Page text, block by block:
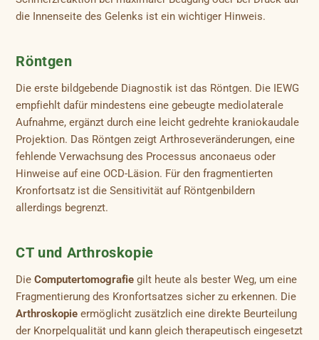
die Innenseite des Gelenks ist ein wichtiger Hinweis.
Röntgen
Die erste bildgebende Diagnostik ist das Röntgen. Die IEWG
empfiehlt dafür mindestens eine gebeugte mediolaterale
Aufnahme, ergänzt durch eine leicht gedrehte kraniokaudale
Projektion. Das Röntgen zeigt Arthroseveränderungen, eine
fehlende Verwachsung des Processus anconaeus oder
Hinweise auf eine OCD-Läsion. Für den fragmentierten
Kronfortsatz ist die Sensitivität auf Röntgenbildern
allerdings begrenzt.
CT und Arthroskopie
DieComputertomografie gilt heute als bester Weg, um eine
Fragmentierung des Kronfortsatzes sicher zu erkennen. Die
Arthroskopie ermöglicht zusätzlich eine direkte Beurteilung
der Knorpelqualität und kann gleich therapeutisch eingesetzt